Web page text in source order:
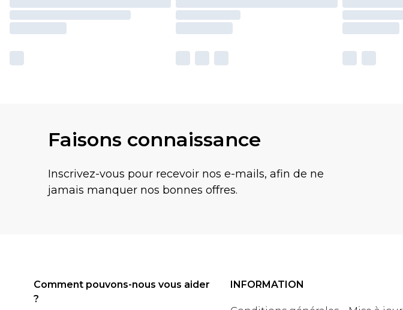
Faisons connaissance
Inscrivez-vous pour recevoir nos e-mails, afin de ne
jamais manquer nos bonnes offres.
Comment pouvons-nous vous aider
?
INFORMATION